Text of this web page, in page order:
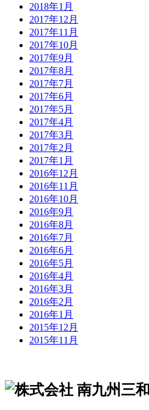
2018年1月
2017年12月
2017年11月
2017年10月
2017年9月
2017年8月
2017年7月
2017年6月
2017年5月
2017年4月
2017年3月
2017年2月
2017年1月
2016年12月
2016年11月
2016年10月
2016年9月
2016年8月
2016年7月
2016年6月
2016年5月
2016年4月
2016年3月
2016年2月
2016年1月
2015年12月
2015年11月